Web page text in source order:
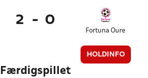
2 - 0
Fortuna Oure
HOLDINFO
Færdigspillet